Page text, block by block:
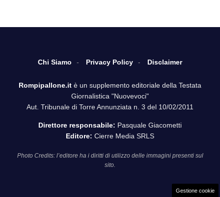
Chi Siamo Privacy Policy Disclaimer
Rompipallone.it è un supplemento editoriale della Testata
Giornalistica "Nuovevoci"
Aut. Tribunale di Torre Annunziata n. 3 del 10/02/2011
Direttore responsabile: Pasquale Giacometti
Editore: Cierre Media SRLS
Photo Credits: l’editore ha i diritti di utilizzo delle immagini presenti sul
sito.
Gestione cookie